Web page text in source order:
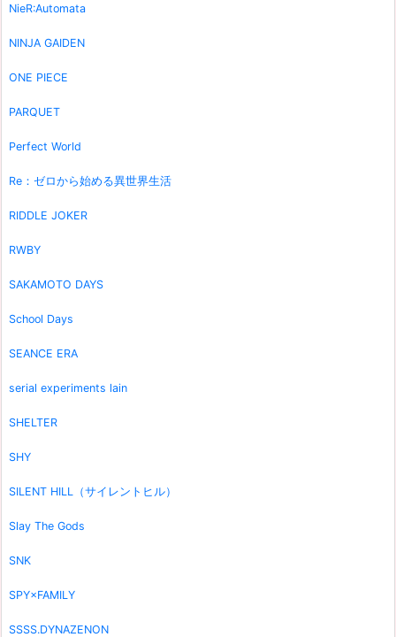
NieR:Automata
NINJA GAIDEN
ONE PIECE
PARQUET
Perfect World
Re：ゼロから始める異世界生活
RIDDLE JOKER
RWBY
SAKAMOTO DAYS
School Days
SEANCE ERA
serial experiments lain
SHELTER
SHY
SILENT HILL（サイレントヒル）
Slay The Gods
SNK
SPY×FAMILY
SSSS.DYNAZENON